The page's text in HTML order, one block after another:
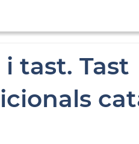
tast. Tast